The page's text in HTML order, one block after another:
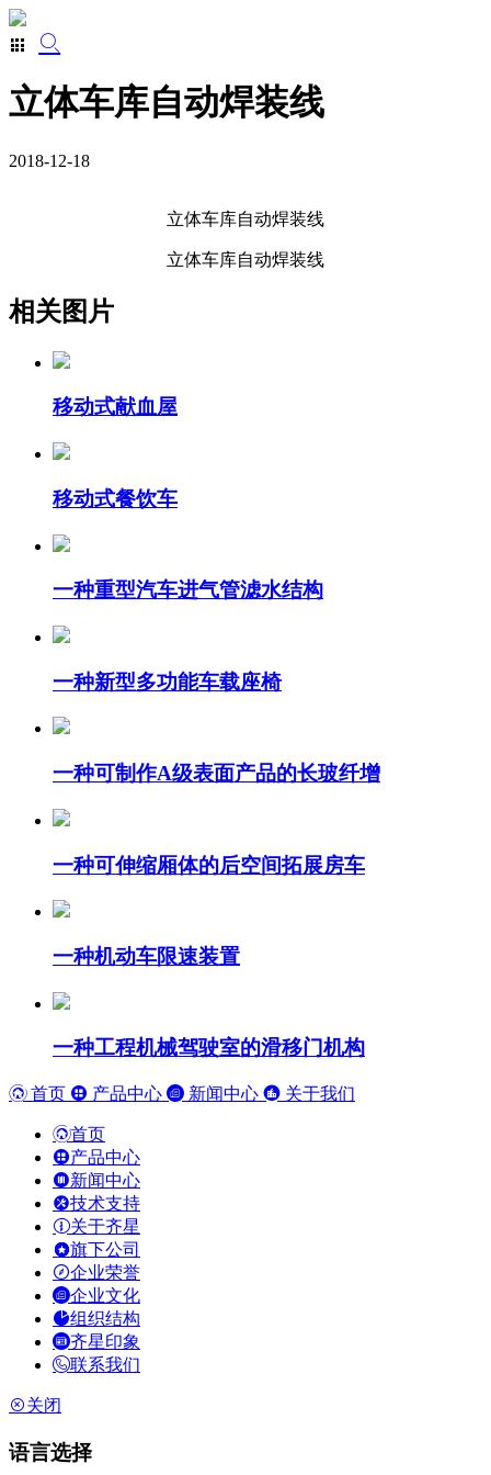
立体车库自动焊装线
2018-12-18
立体车库自动焊装线
立体车库自动焊装线
相关图片
移动式献血屋
移动式餐饮车
一种重型汽车进气管滤水结构
一种新型多功能车载座椅
一种可制作A级表面产品的长玻纤增
一种可伸缩厢体的后空间拓展房车
一种机动车限速装置
一种工程机械驾驶室的滑移门机构
首页 产品中心 新闻中心 关于我们
首页
产品中心
新闻中心
技术支持
关于齐星
旗下公司
企业荣誉
企业文化
组织结构
齐星印象
联系我们
关闭
语言选择